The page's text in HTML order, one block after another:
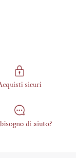
sicuri
di aiuto?